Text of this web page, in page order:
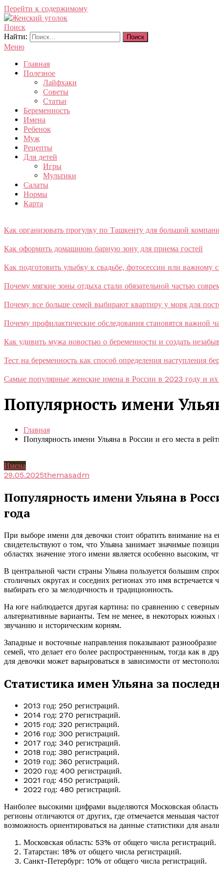
Перейти к содержимому
Женский уголок
Поиск
Найти:
Меню
Главная
Полезное
Лайфхаки
Советы
Статьи
Беременность
Имена
Ребенок
Муж
Рецепты
Для детей
Игры
Мультики
Салаты
Нормы
Карта
Как организовать прогулку по Ташкенту для большой
Как оформить домашнюю барную зону для приема гостей
Как подготовить улыбку к свадьбе, фотосессии или важному
Почему мягкие зоны отдыха стали обязательной частью
Почему все больше семей выбирают квартиру у моря для
Почему профилактические обследования становятся важной
Как удивить мужа новостью о беременности и создать
Тест на беременность как способ определения наступления
Самые популярные женские имена в России в 2023 году и их
Популярность имени
Главная
Популярность имени Ульяна в России и его места в
Имена
29.05.2025themasadm
Популярность имени Ульяна в
года
При выборе имени для девочки стоит обратить внимание на
свидетельствуют о том, что Ульяна занимает значимые
областях значение этого имени является особенно высоким,
В центральной части страны Ульяна пользуется большим
столичных округах и соседних регионах это имя
выбирать его за мелодичность и традиционность.
На юге наблюдается другая картина: по сравнению с
альтернативные варианты. Тем не менее, в некоторых южных
звучанию и историческим корням.
Западные и восточные направления показывают
семей, что делает его более распространенным, тогда как в
для девочки может варьироваться в зависимости от
Статистика имен Ульяна за
2013 год: 250 регистраций.
2014 год: 270 регистраций.
2015 год: 320 регистраций.
2016 год: 300 регистраций.
2017 год: 340 регистраций.
2018 год: 380 регистраций.
2019 год: 360 регистраций.
2020 год: 400 регистраций.
2021 год: 450 регистраций.
2022 год: 480 регистраций.
Наиболее высокими цифрами выделяются Московская
регионы отличаются от других, где отмечается меньшая
возможность ориентироваться на данные статистики для
Московская область: 53% от общего числа регистраций.
Татарстан: 18% от общего числа регистраций.
Санкт-Петербург: 10% от общего числа регистраций.